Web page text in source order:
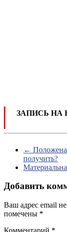
ЗАПИСЬ НА
← Положена
получить?
Добавить
Ваш адрес email
помечены *
Комментарий *